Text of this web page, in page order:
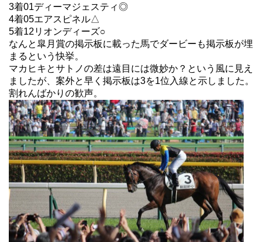
3着01ディーマジェスティ◎
4着05エアスピネル△
5着12リオンディーズ○
なんと皐月賞の掲示板に載った馬でダービーも掲示板が埋
まるという快挙。
マカヒキとサトノの差は遠目には微妙か？という風に見え
ましたが、案外と早く掲示板は3を1位入線と示しました。
割れんばかりの歓声。